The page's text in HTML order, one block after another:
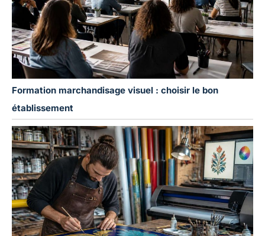
Formation marchandisage visuel : choisir le bon
établissement